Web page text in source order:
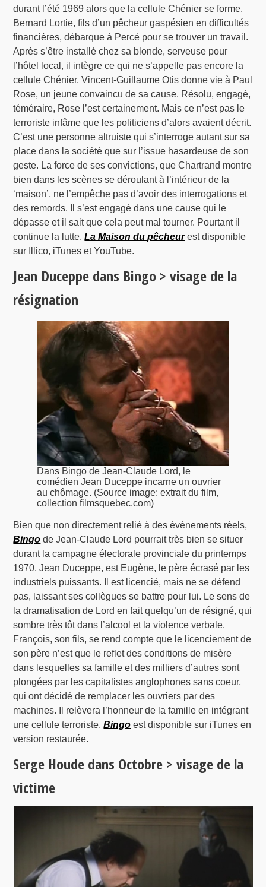
durant l’été 1969 alors que la cellule Chénier se forme.
Bernard Lortie, fils d’un pêcheur gaspésien en difficultés
financières, débarque à Percé pour se trouver un travail.
Après s’être installé chez sa blonde, serveuse pour
l’hôtel local, il intègre ce qui ne s’appelle pas encore la
cellule Chénier. Vincent-Guillaume Otis donne vie à Paul
Rose, un jeune convaincu de sa cause. Résolu, engagé,
téméraire, Rose l’est certainement. Mais ce n’est pas le
terroriste infâme que les politiciens d’alors avaient décrit.
C’est une personne altruiste qui s’interroge autant sur sa
place dans la société que sur l’issue hasardeuse de son
geste. La force de ses convictions, que Chartrand montre
bien dans les scènes se déroulant à l’intérieur de la
‘maison’, ne l’empêche pas d’avoir des interrogations et
des remords. Il s’est engagé dans une cause qui le
dépasse et il sait que cela peut mal tourner. Pourtant il
continue la lutte.La Maison du pêcheurest disponible
sur Illico, iTunes et YouTube.
Jean Duceppe dans Bingo > visage de la
résignation
Dans Bingo de Jean-Claude Lord, le
comédien Jean Duceppe incarne un ouvrier
au chômage. (Source image: extrait du film,
collection filmsquebec.com)
Bien que non directement relié à des événements réels,
Bingo de Jean-Claude Lord pourrait très bien se situer
durant la campagne électorale provinciale du printemps
1970. Jean Duceppe, est Eugène, le père écrasé par les
industriels puissants. Il est licencié, mais ne se défend
pas, laissant ses collègues se battre pour lui. Le sens de
la dramatisation de Lord en fait quelqu’un de résigné, qui
sombre très tôt dans l’alcool et la violence verbale.
François, son fils, se rend compte que le licenciement de
son père n’est que le reflet des conditions de misère
dans lesquelles sa famille et des milliers d’autres sont
plongées par les capitalistes anglophones sans coeur,
qui ont décidé de remplacer les ouvriers par des
machines. Il relèvera l’honneur de la famille en intégrant
une cellule terroriste.Bingo est disponible sur iTunes en
version restaurée.
Serge Houde dans Octobre > visage de la
victime